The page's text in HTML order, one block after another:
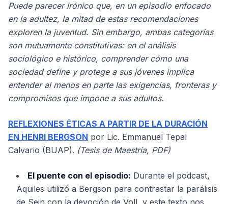
Puede parecer irónico que, en un episodio enfocado
en la adultez, la mitad de estas recomendaciones
exploren la juventud. Sin embargo, ambas categorías
son mutuamente constitutivas: en el análisis
sociológico e histórico, comprender cómo una
sociedad define y protege a sus jóvenes implica
entender al menos en parte las exigencias, fronteras y
compromisos que impone a sus adultos.
REFLEXIONES ÉTICAS A PARTIR DE LA DURACIÓN
EN HENRI BERGSON por Lic. Emmanuel Tepal
Calvario (BUAP). (Tesis de Maestría, PDF)
El puente con el episodio: Durante el podcast,
Aquiles utilizó a Bergson para contrastar la parálisis
de Sein con la devoción de Voll, y este texto nos